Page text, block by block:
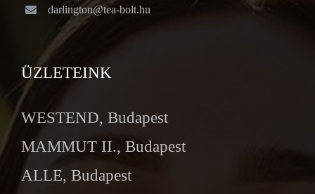
darlington@tea-bolt.hu
ÜZLETEINK
WESTEND, Budapest
MAMMUT II., Budapest
ALLE, Budapest